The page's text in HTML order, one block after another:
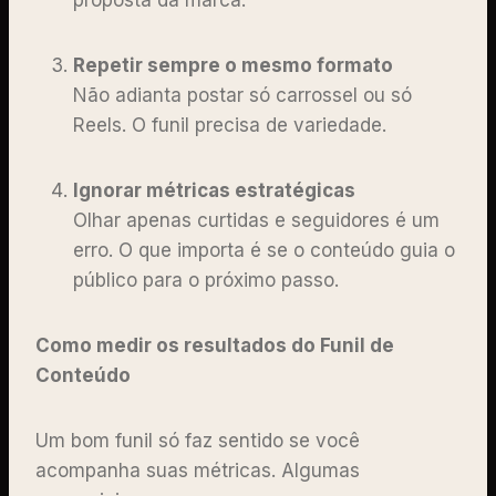
Repetir sempre o mesmo formato
Não adianta postar só carrossel ou só
Reels. O funil precisa de variedade.
Ignorar métricas estratégicas
Olhar apenas curtidas e seguidores é um
erro. O que importa é se o conteúdo guia o
público para o próximo passo.
Como medir os resultados do Funil de
Conteúdo
Um bom funil só faz sentido se você
acompanha suas métricas. Algumas